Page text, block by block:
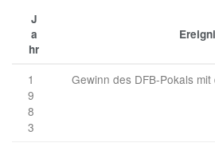
J
a
hr
1
9
8
3
Gewinn des DFB-Pokals mit